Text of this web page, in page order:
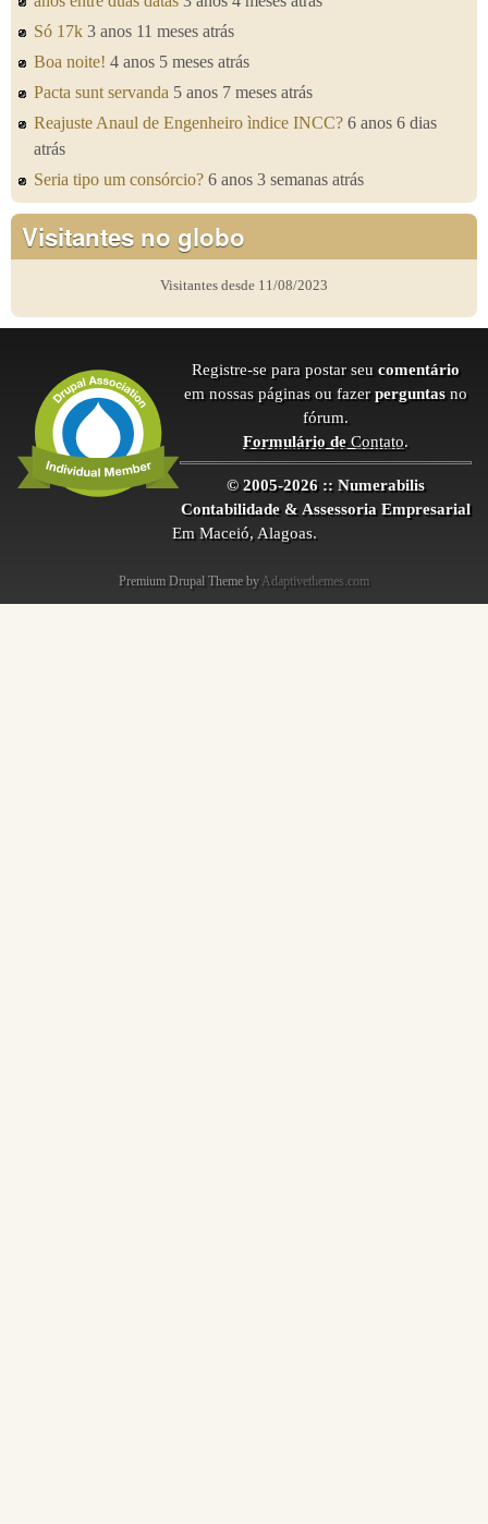
Só 17k 3 anos 11 meses atrás
Boa noite! 4 anos 5 meses atrás
Pacta sunt servanda 5 anos 7 meses atrás
Reajuste Anaul de Engenheiro ìndice INCC? 6 anos 6 dias
atrás
Seria tipo um consórcio? 6 anos 3 semanas atrás
Visitantes no globo
Visitantes desde 11/08/2023
Registre-se para postar seu comentário
em nossas páginas ou fazer perguntas no
fórum.
Formulário deContato.
© 2005-2026 :: Numerabilis
Contabilidade & Assessoria Empresarial
Em Maceió, Alagoas.
Premium Drupal Theme by Adaptivethemes.com